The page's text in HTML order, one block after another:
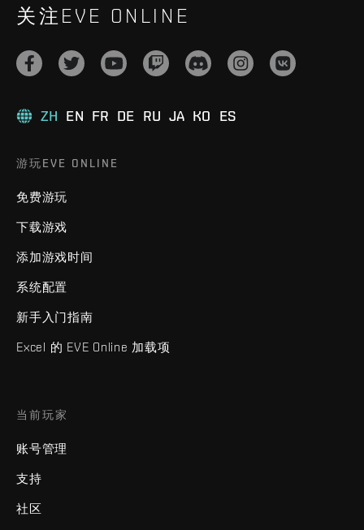
关注EVE ONLINE
ZH EN FR DE RU JA KO ES
游玩EVE ONLINE
免费游玩
下载游戏
添加游戏时间
系统配置
新手入门指南
Excel 的 EVE Online 加载项
当前玩家
账号管理
支持
社区